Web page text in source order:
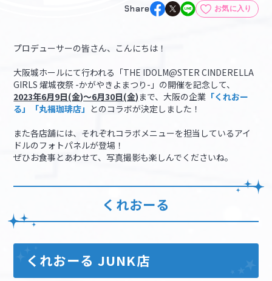
お気に入り
マイスケジュール
マイデスク設定変更 バンダイナムコID Link設定
Share お気に入り
プロデューサーの皆さん、こんにちは！
大阪城ホールにて行われる「THE IDOLM@STER CINDERELLA
GIRLS 燿城夜祭 -かがやきよまつり-」の開催を記念して、
2023年6月9日(金)～6月30日(金)まで、大阪の企業 「くれおー
る」「丸福珈琲店」 とのコラボが決定しました！
また各店舗には、それぞれコラボメニューを担当しているアイ
ドルのフォトパネルが登場！
ぜひお食事とあわせて、写真撮影も楽しんでくださいね。
くれおーる
くれおーる JUNK店